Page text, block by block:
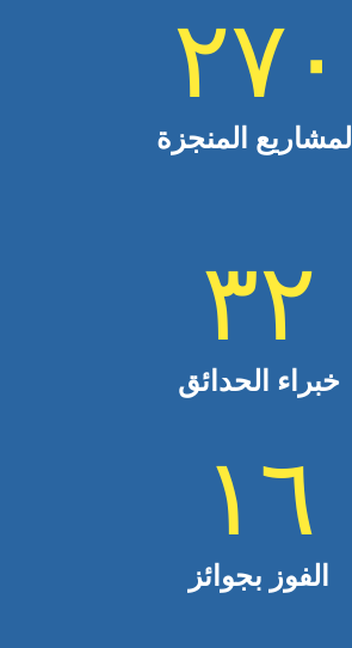
٢٧٠
المشاريع المنجزة
٣٢
خبراء الحدائق
١٦
الفوز بجوائز